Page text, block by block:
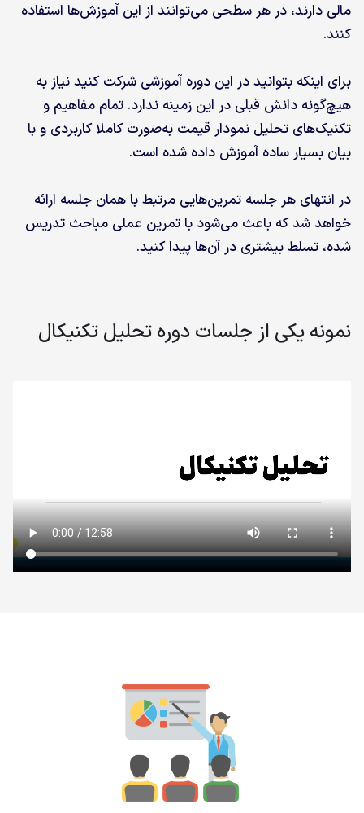
مالی دارند، در هر سطحی می‌توانند از این آموزش‌ها استفاده
کنند.
برای اینکه بتوانید در این دوره آموزشی شرکت کنید نیاز به
هیچ‌گونه دانش قبلی در این زمینه ندارد. تمام مفاهیم و
تکنیک‌های تحلیل نمودار قیمت به‌صورت کاملا کاربردی و با
بیان بسیار ساده آموزش داده شده است.
در انتهای هر جلسه تمرین‌هایی مرتبط با همان جلسه ارائه
خواهد شد که باعث می‌شود با تمرین عملی مباحث تدریس
شده، تسلط بیشتری در آن‌ها پیدا کنید.
نمونه یکی از جلسات دوره تحلیل تکنیکال